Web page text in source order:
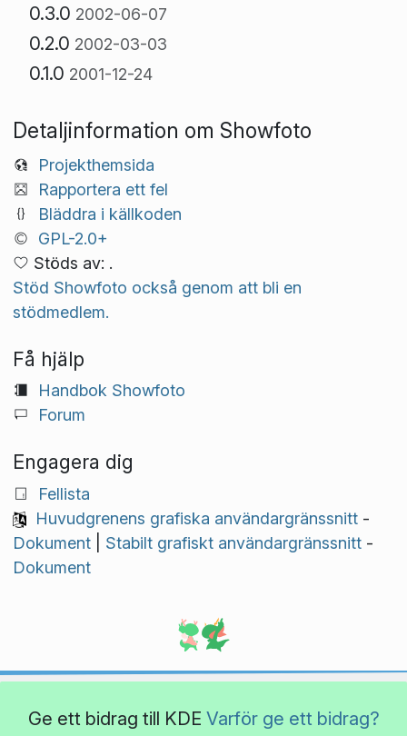
0.3.0 2002-06-07
0.2.0 2002-03-03
0.1.0 2001-12-24
Detaljinformation om Showfoto
Projekthemsida
Rapportera ett fel
Bläddra i källkoden
GPL-2.0+
Stöds av: .
Stöd Showfoto också genom att bli en
stödmedlem.
Få hjälp
Handbok Showfoto
Forum
Engagera dig
Fellista
Huvudgrenens grafiska användargränssnitt-
Dokument| Stabilt grafiskt användargränssnitt-
Dokument
Ge ett bidrag till KDE Varför ge ett bidrag?